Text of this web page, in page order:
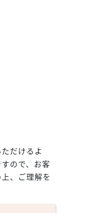
だけるよ
ので、お客
、ご理解を